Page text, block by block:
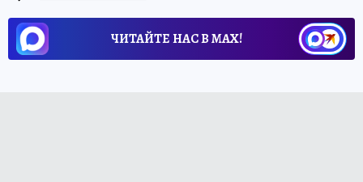
ЧИТАЙТЕ НАС В МАХ!